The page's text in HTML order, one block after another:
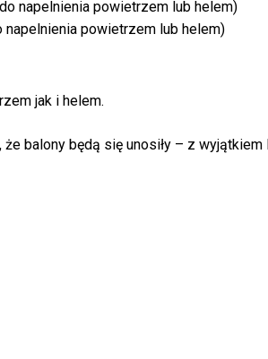
napelnienia powietrzem lub helem)
powietrzem lub helem)
jak i helem.
że balony będą się unosiły – z wyjątkiem